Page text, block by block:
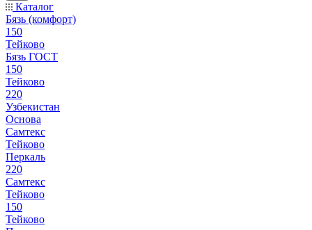
Каталог
Бязь (комфорт)
150
Тейково
Бязь ГОСТ
150
Тейково
220
Узбекистан
Основа
Самтекс
Тейково
Перкаль
220
Самтекс
Тейково
150
Тейково